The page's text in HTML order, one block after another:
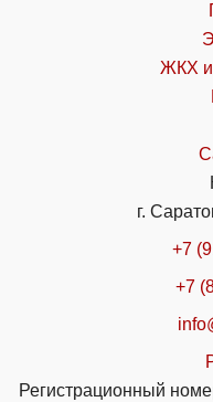
ЖКХ и
г.
+7
+7
Регистрационный